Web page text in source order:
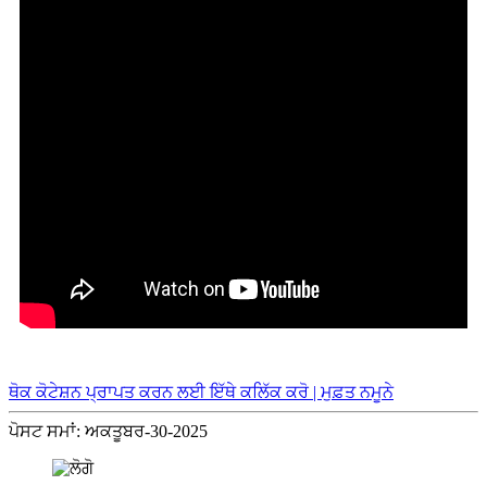
ਥੋਕ ਕੋਟੇਸ਼ਨ ਪ੍ਰਾਪਤ ਕਰਨ ਲਈ ਇੱਥੇ ਕਲਿੱਕ ਕਰੋ | ਮੁਫ਼ਤ ਨਮੂਨੇ
ਪੋਸਟ ਸਮਾਂ: ਅਕਤੂਬਰ-30-2025